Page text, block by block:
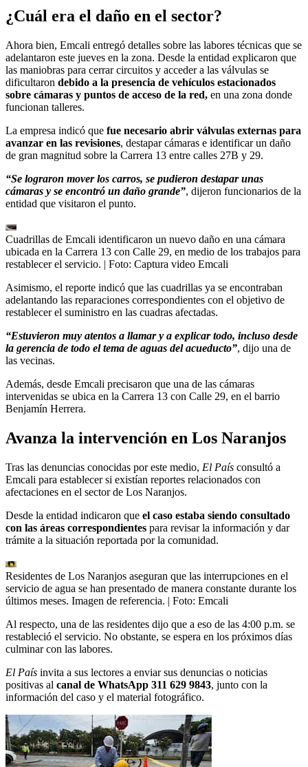
¿Cuál era el daño en el sector?
Ahora bien, Emcali entregó detalles sobre las labores técnicas que se
adelantaron este jueves en la zona. Desde la entidad explicaron que
las maniobras para cerrar circuitos y acceder a las válvulas se
dificultaron debido a la presencia de vehículos estacionados
sobre cámaras y puntos de acceso de la red, en una zona donde
funcionan talleres.
La empresa indicó que fue necesario abrir válvulas externas para
avanzar en las revisiones, destapar cámaras e identificar un daño
de gran magnitud sobre la Carrera 13 entre calles 27B y 29.
“Se lograron mover los carros, se pudieron destapar unas
cámaras y se encontró un daño grande”, dijeron funcionarios de la
entidad que visitaron el punto.
Cuadrillas de Emcali identificaron un nuevo daño en una cámara
ubicada en la Carrera 13 con Calle 29, en medio de los trabajos para
restablecer el servicio. | Foto: Captura video Emcali
Asimismo, el reporte indicó que las cuadrillas ya se encontraban
adelantando las reparaciones correspondientes con el objetivo de
restablecer el suministro en las cuadras afectadas.
“Estuvieron muy atentos a llamar y a explicar todo, incluso desde
la gerencia de todo el tema de aguas del acueducto”, dijo una de
las vecinas.
Además, desde Emcali precisaron que una de las cámaras
intervenidas se ubica en la Carrera 13 con Calle 29, en el barrio
Benjamín Herrera.
Avanza la intervención en Los Naranjos
Tras las denuncias conocidas por este medio, El País consultó a
Emcali para establecer si existían reportes relacionados con
afectaciones en el sector de Los Naranjos.
Desde la entidad indicaron que el caso estaba siendo consultado
con las áreas correspondientes para revisar la información y dar
trámite a la situación reportada por la comunidad.
Residentes de Los Naranjos aseguran que las interrupciones en el
servicio de agua se han presentado de manera constante durante los
últimos meses. Imagen de referencia. | Foto: Emcali
Al respecto, una de las residentes dijo que a eso de las 4:00 p.m. se
restableció el servicio. No obstante, se espera en los próximos días
culminar con las labores.
El País invita a sus lectores a enviar sus denuncias o noticias
positivas al canal de WhatsApp 311 629 9843, junto con la
información del caso y el material fotográfico.